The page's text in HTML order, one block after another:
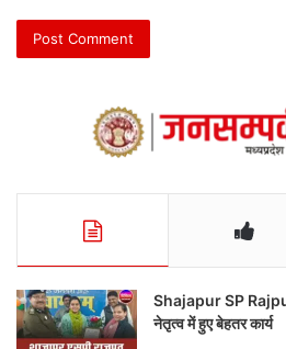
Shajapur SP
नेतृत्व में हुए बेहतर कार्य